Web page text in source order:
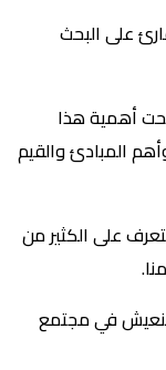
على البحث
أهمية هذا
المبادئ والقيم
على الكثير من
سنعيش في مجتمع